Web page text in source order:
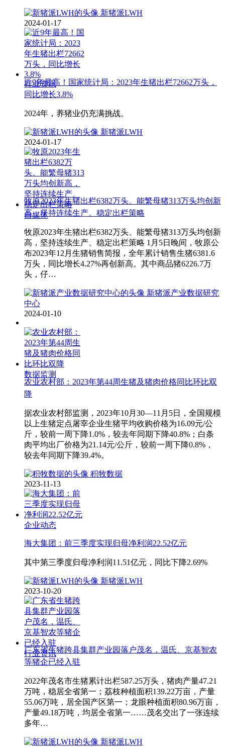
新猪派LWH
2024-01-17
行业资讯
近9年最高！国家统计局：2023年生猪出栏72662万头，
同比增长3.8%
2024年，养猪业仍充满挑战。
新猪派LWH
2024-01-17
自媒体
牧原2023年生猪出栏6382万头、能繁母猪313万头均创新
高，坚持连续生产、稳定出栏策略
牧原2023年生猪出栏6382万头、能繁母猪313万头均创新
高，坚持连续生产、稳定出栏策略 1月5日晚间，牧原公
布2023年12月生猪销售简报，全年累计销售生猪6381.6
万头，同比增长4.27%再创新高。其中商品猪6226.7万
头，仔…
新猪派产业数据研究
中心
2024-01-10
数据监测
农业农村部：2023年第44周生猪及猪肉价格同比环比双
降
据农业农村部监测，2023年10月30—11月5日，全国规模
以上生猪定点屠宰企业生猪平均收购价格为16.09元/公
斤，较前一周下降1.0%，较去年同期下降40.8%；白条
肉平均出厂价格为21.14元/公斤，较前一周下降0.8%，
较去年同期下降39.4%。
积牧数据
2023-11-13
企业动态
海大集团：前三季度实现归母净利润22.52亿元
其中第三季度归母净利润11.51亿元，同比下降2.69%
新猪派LWH
2023-10-20
行业资讯
广东省生猪跨县集群产业园落户茂名，温氏、京基智农
等猪企已经入驻
2022年茂名市生猪累计出栏587.25万头，猪肉产量47.21
万吨，稳居全省第一；荔枝种植面积139.22万亩，产量
55.06万吨，居全国产区第一；龙眼种植面积80.96万亩，
产量49.18万吨，均居全省第一……茂名交出了一张连续
多年…
新猪派LWH